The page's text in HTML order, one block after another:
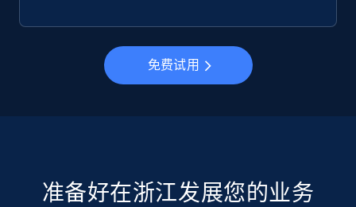
免费试用
准备好在浙江发展您的业务